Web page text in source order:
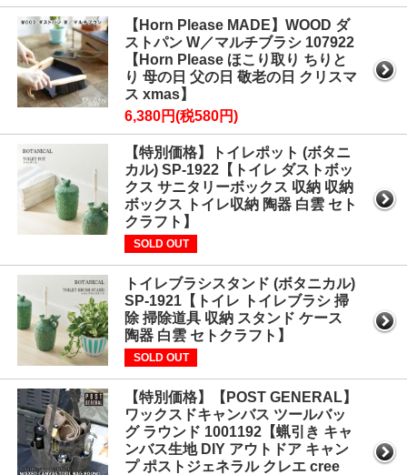
【Horn Please MADE】WOOD ダ
ストパン W／マルチブラシ 107922
【Horn Please ほこり取り ちりと
り 母の日 父の日 敬老の日 クリスマ
ス xmas】
6,380円(税580円)
【特別価格】トイレポット (ボタニ
カル) SP-1922【トイレ ダストボッ
クス サニタリーボックス 収納 収納
ボックス トイレ収納 陶器 白雲 セト
クラフト】
SOLD OUT
トイレブラシスタンド (ボタニカル)
SP-1921【トイレ トイレブラシ 掃
除 掃除道具 収納 スタンド ケース
陶器 白雲 セトクラフト】
SOLD OUT
【特別価格】【POST GENERAL】
ワックスドキャンバス ツールバッ
グ ラウンド 1001192【蝋引き キャ
ンバス生地 DIY アウトドア キャン
プ ポストジェネラル クレエ cree